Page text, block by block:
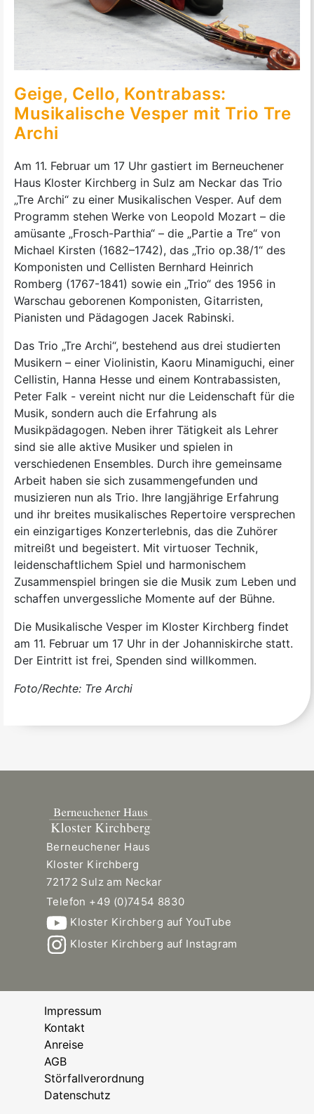
Geige, Cello, Kontrabass:
Musikalische Vesper mit Trio Tre
Archi
Am 11. Februar um 17 Uhr gastiert im Berneuchener
Haus Kloster Kirchberg in Sulz am Neckar das Trio
„Tre Archi“ zu einer Musikalischen Vesper. Auf dem
Programm stehen Werke von Leopold Mozart – die
amüsante „Frosch-Parthia“ – die „Partie a Tre“ von
Michael Kirsten (1682–1742), das „Trio op.38/1“ des
Komponisten und Cellisten Bernhard Heinrich
Romberg (1767-1841) sowie ein „Trio“ des 1956 in
Warschau geborenen Komponisten, Gitarristen,
Pianisten und Pädagogen Jacek Rabinski.
Das Trio „Tre Archi“, bestehend aus drei studierten
Musikern – einer Violinistin, Kaoru Minamiguchi, einer
Cellistin, Hanna Hesse und einem Kontrabassisten,
Peter Falk - vereint nicht nur die Leidenschaft für die
Musik, sondern auch die Erfahrung als
Musikpädagogen. Neben ihrer Tätigkeit als Lehrer
sind sie alle aktive Musiker und spielen in
verschiedenen Ensembles. Durch ihre gemeinsame
Arbeit haben sie sich zusammengefunden und
musizieren nun als Trio. Ihre langjährige Erfahrung
und ihr breites musikalisches Repertoire versprechen
ein einzigartiges Konzerterlebnis, das die Zuhörer
mitreißt und begeistert. Mit virtuoser Technik,
leidenschaftlichem Spiel und harmonischem
Zusammenspiel bringen sie die Musik zum Leben und
schaffen unvergessliche Momente auf der Bühne.
Die Musikalische Vesper im Kloster Kirchberg findet
am 11. Februar um 17 Uhr in der Johanniskirche statt.
Der Eintritt ist frei, Spenden sind willkommen.
Foto/Rechte: Tre Archi
Berneuchener Haus
Kloster Kirchberg
72172 Sulz am Neckar
Telefon +49 (0)7454 8830
Kloster Kirchberg auf YouTube
Kloster Kirchberg auf Instagram
Impressum
Kontakt
Anreise
AGB
Störfallverordnung
Datenschutz